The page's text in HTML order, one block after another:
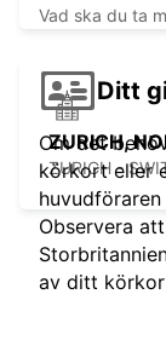
ZURICH,
ZURICH -
Vad ska du ta
Ditt
Om det
körkort eller
Observera
av ditt